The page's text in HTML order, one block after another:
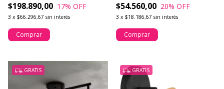
$198.890,00 17% OFF
3 x $66.296,67 sin interés
Comprar
$54.560,00 20% OFF
3 x $18.186,67 sin interés
Comprar
GRATIS GRATIS